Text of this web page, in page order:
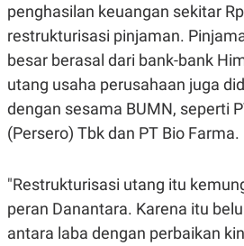
SITEMAPPROFILETERM
OF
USE
PEDOMAN
PEMBERITAAN
SIBER
PRIVACY
POLICY
penghasilan keuangan sekitar
restrukturisasi pinjaman.
besar berasal dari bank-bank
utang usaha perusahaan juga
dengan sesama BUMN, seperti
(Persero) Tbk dan PT Bio Farma.
"Restrukturisasi utang itu
peran Danantara. Karena itu
antara laba dengan perbaikan